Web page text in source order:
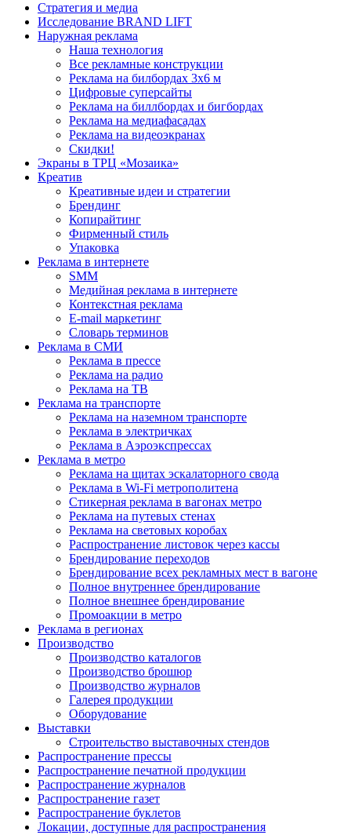
Стратегия и медиа
Исследование BRAND LIFT
Наружная реклама
Наша технология
Все рекламные конструкции
Реклама на билбордах 3х6 м
Цифровые суперсайты
Реклама на биллбордах и бигбордах
Реклама на медиафасадах
Реклама на видеоэкранах
Скидки!
Экраны в ТРЦ «Мозаика»
Креатив
Креативные идеи и стратегии
Брендинг
Копирайтинг
Фирменный стиль
Упаковка
Реклама в интернете
SMM
Медийная реклама в интернете
Контекстная реклама
E-mail маркетинг
Словарь терминов
Реклама в СМИ
Реклама в прессе
Реклама на радио
Реклама на ТВ
Реклама на транспорте
Реклама на наземном транспорте
Реклама в электричках
Реклама в Аэроэкспрессах
Реклама в метро
Реклама на щитах эскалаторного свода
Реклама в Wi-Fi метрополитена
Стикерная реклама в вагонах метро
Реклама на путевых стенах
Реклама на световых коробах
Распространение листовок через кассы
Брендирование переходов
Брендирование всех рекламных мест в вагоне
Полное внутреннее брендирование
Полное внешнее брендирование
Промоакции в метро
Реклама в регионах
Производство
Производство каталогов
Производство брошюр
Производство журналов
Галерея продукции
Оборудование
Выставки
Строительство выставочных стендов
Распространение прессы
Распространение печатной продукции
Распространение журналов
Распространение газет
Распространение буклетов
Локации, доступные для распространения